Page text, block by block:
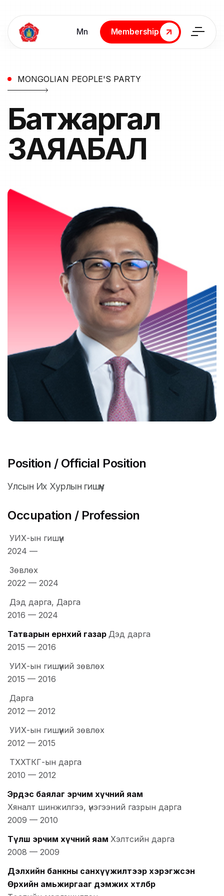
Мn
Membership
Membership
MONGOLIAN PEOPLE'S PARTY
Батжаргал
ЗАЯАБАЛ
Position / Official Position
Улсын Их Хурлын гишүүн
Occupation / Profession
УИХ-ын гишүүн
2024 —
Зөвлөх
2022 — 2024
Дэд дарга, Дарга
2016 — 2024
Татварын ерөнхий газар Дэд дарга
2015 — 2016
УИХ-ын гишүүний зөвлөх
2015 — 2016
Дарга
2012 — 2012
УИХ-ын гишүүний зөвлөх
2012 — 2015
ТХХТКГ-ын дарга
2010 — 2012
Эрдэс баялаг эрчим хүчний яам
Хяналт шинжилгээ, үнэгээний газрын дарга
2009 — 2010
Түлш эрчим хүчний яам Хэлтсийн дарга
2008 — 2009
Дэлхийн банкны санхүүжилтээр хэрэгжсэн
Өрхийн амьжиргааг дэмжих хөтөлбөр